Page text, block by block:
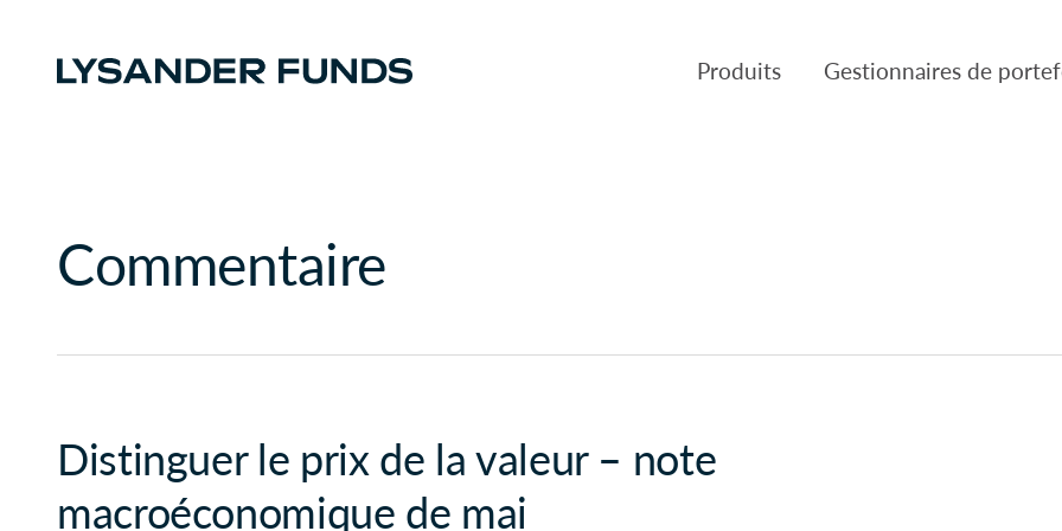
Produits Gestionnaires de
Patient Capital
Commentaire
Distinguer le prix de la valeur – note
macroéconomique de mai